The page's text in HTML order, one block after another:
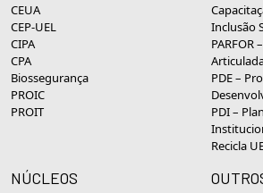
CEUA
CEP-UEL
CIPA
CPA
Biossegurança
PROIC
PROIT
Inclusão
PARFOR
PDE –
PDI –
Recicla
NÚCLEOS